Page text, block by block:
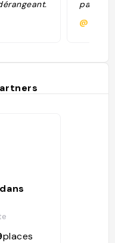
pays)
bien de
@
places